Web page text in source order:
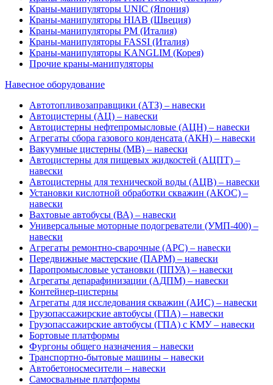
Краны-манипуляторы UNIC (Япония)
Краны-манипуляторы HIAB (Швеция)
Краны-манипуляторы PM (Италия)
Краны-манипуляторы FASSI (Италия)
Краны-манипуляторы KANGLIM (Корея)
Прочие краны-манипуляторы
Навесное оборудование
Автотопливозаправщики (АТЗ) – навески
Автоцистерны (АЦ) – навески
Автоцистерны нефтепромысловые (АЦН) – навески
Агрегаты сбора газового конденсата (АКН) – навески
Вакуумные цистерны (МВ) – навески
Автоцистерны для пищевых жидкостей (АЦПТ) –
навески
Автоцистерны для технической воды (АЦВ) – навески
Установки кислотной обработки скважин (АКОС) –
навески
Вахтовые автобусы (ВА) – навески
Универсальные моторные подогреватели (УМП-400) –
навески
Агрегаты ремонтно-сварочные (АРС) – навески
Передвижные мастерские (ПАРМ) – навески
Паропромысловые установки (ППУА) – навески
Агрегаты депарафинизации (АДПМ) – навески
Контейнер-цистерны
Агрегаты для исследования скважин (АИС) – навески
Грузопассажирские автобусы (ГПА) – навески
Грузопассажирские автобусы (ГПА) с КМУ – навески
Бортовые платформы
Фургоны общего назначения – навески
Транспортно-бытовые машины – навески
Автобетоносмесители – навески
Самосвальные платформы